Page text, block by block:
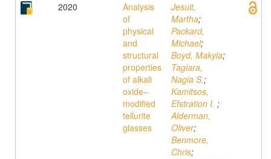
2020
Analysis
of
physical
and
structural
properties
of alkali
oxide–
modified
tellurite
glasses
Jesuit,
Martha;
Packard,
Michael;
Boyd, Makyla;
Tagiara,
Nagia S.;
Kamitsos,
Efstration I. ;
Alderman,
Oliver;
Benmore,
Chris;